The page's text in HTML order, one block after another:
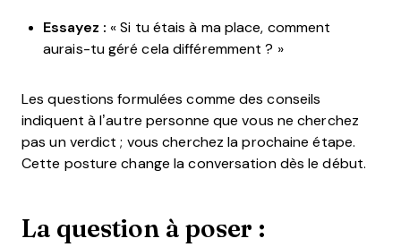
Essayez : « Si tu étais à ma place, comment
aurais-tu géré cela différemment ? »
Les questions formulées comme des conseils
indiquent à l’autre personne que vous ne cherchez
pas un verdict ; vous cherchez la prochaine étape.
Cette posture change la conversation dès le début.
La question à poser :